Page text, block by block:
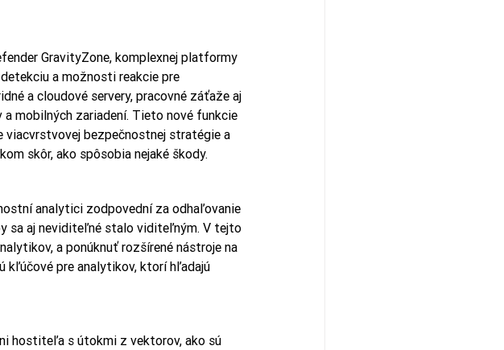
GravityZone, komplexnej platformy
a možnosti reakcie pre
a cloudové servery, pracovné záťaže aj
mobilných zariadení. Tieto nové funkcie
viacvrstvovej bezpečnostnej stratégie a
skôr, ako spôsobia nejaké škody.
analytici zodpovední za odhaľovanie
sa aj neviditeľné stalo viditeľným. V tejto
a ponúknuť rozšírené nástroje na
kľúčové pre analytikov, ktorí hľadajú
hostiteľa s útokmi z vektorov, ako sú